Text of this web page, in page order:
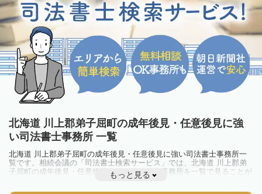
北海道 川上郡弟子屈町の成年後見・任意後見に強
い司法書士事務所 一覧
北海道 川上郡弟子屈町の成年後見・任意後見に強い司法書士事務所一
覧です。相続会議の「司法書士検索サービス」では、北海道 川上郡弟
子屈町の成年後見・任意後見に強い司法書士事務所を一覧で見ることが
出来ます。相続のトラブルやお悩みを抱えている方は一度近隣の司法書
もっと見る